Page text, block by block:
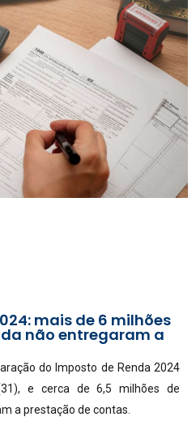
mais de 6 milhões
não entregaram a
do Imposto de Renda 2024
e cerca de 6,5 milhões de
a prestação de contas.